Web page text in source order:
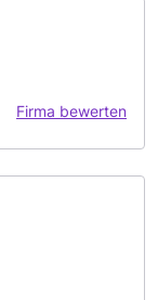
Firma bewerten